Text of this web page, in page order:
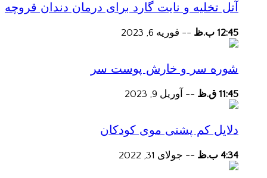
آتل تخلیه و نایت گارد برای درمان دندان قروچه
12:45 ب.ظ -- فوریه 6, 2023
شوره سر و خارش پوست سر
11:45 ق.ظ -- آوریل 9, 2023
دلایل کم پشتی موی کودکان
4:34 ب.ظ -- جولای 31, 2022